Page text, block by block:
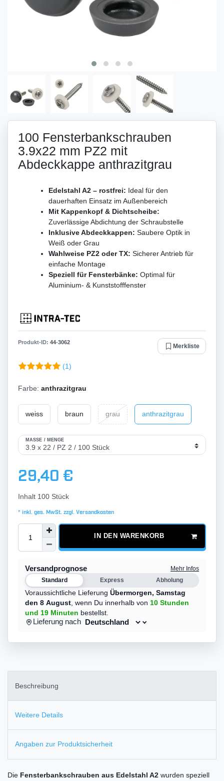
100 Fensterbankschrauben
3.9x22 mm PZ2 mit
Abdeckkappe anthrazitgrau
Edelstahl A2 – rostfrei: Ideal für den
dauerhaften Einsatz im Außenbereich
Mit Kappenkopf & Dichtscheibe:
Zuverlässige Abdichtung der Schraubstelle
Inklusive Abdeckkappen: Saubere Optik in
Weiß oder Grau
Wahlweise PZ2 oder TX: Sicherer Antrieb für
einfache Montage
Speziell für Fensterbänke: Optimal für
Aluminium- & Kunststofffenster
Produkt-ID: 44-3062
Merkliste
(1)
Farbe: anthrazitgrau
weiss braun grau anthrazitgrau
MASSE / MENGE
29,40 €
Inhalt 100 Stück
* inkl. ges. MwSt. zzgl. Versandkosten
IN DEN WARENKORB
Versandprognose
Mehr Infos
Standard
Express Abholung
Voraussichtliche Lieferung Übermorgen, Samstag
den 8 August wenn Du innerhalb von 10 Stunden
und 19 Minuten bestellst.
Lieferung nach
Beschreibung
Weitere Details
Angaben zur Produktsicherheit
Die Fensterbankschrauben aus Edelstahl A2 wurden speziell